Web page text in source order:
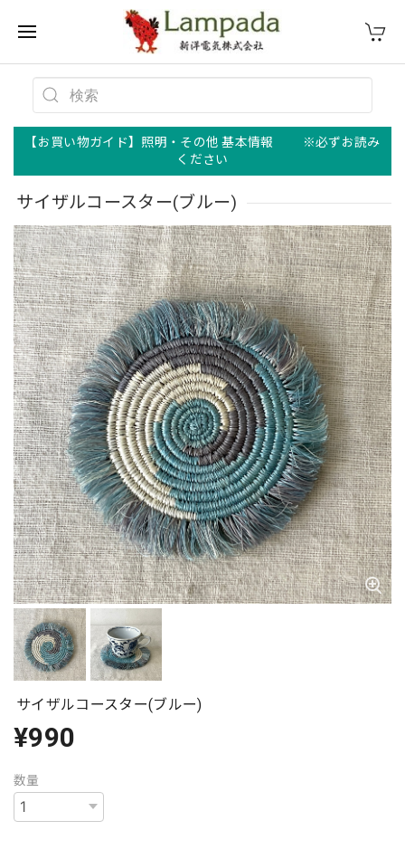
【お買い物ガイド】照明・その他 基本情報 ※必ずお読み
ください
サイザルコースター(ブルー)
サイザルコースター(ブルー)
¥990
数量